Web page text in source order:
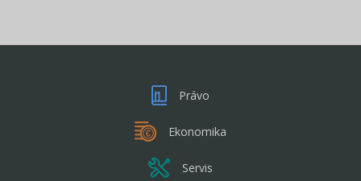
Právo
Ekonomika
Servis